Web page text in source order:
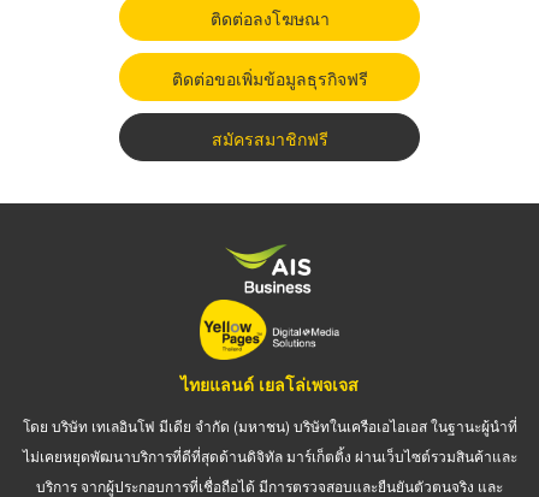
ติดต่อลงโฆษณา
ติดต่อขอเพิ่มข้อมูลธุรกิจฟรี
สมัครสมาชิกฟรี
ไทยแลนด์ เยลโล่เพจเจส
โดย บริษัท เทเลอินโฟ มีเดีย จำกัด (มหาชน) บริษัทในเครือเอไอเอส ในฐานะผู้นำที่
ไม่เคยหยุดพัฒนาบริการที่ดีที่สุดด้านดิจิทัล มาร์เก็ตติ้ง ผ่านเว็บไซต์รวมสินค้าและ
บริการ จากผู้ประกอบการที่เชื่อถือได้ มีการตรวจสอบและยืนยันตัวตนจริง และ